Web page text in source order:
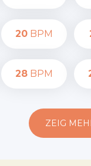
20BPM
28BPM
ZEIG